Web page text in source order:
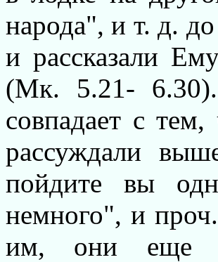
народа", и т. д.
и рассказали
(Мк. 5.21- 6.30).
совпадает с
рассуждали
пойдите вы
немного", и
им, они еще